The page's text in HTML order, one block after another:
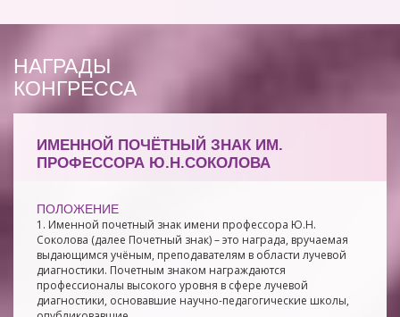
НАГРАДЫ
КОНГРЕССА
ИМЕННОЙ ПОЧЁТНЫЙ ЗНАК ИМ.
ПРОФЕССОРА Ю.Н.СОКОЛОВА
ПОЛОЖЕНИЕ
1. Именной почетный знак имени профессора Ю.Н.
Соколова (далее Почетный знак) – это награда, вручаемая
выдающимся учёным, преподавателям в области лучевой
диагностики. Почетным знаком награждаются
профессионалы высокого уровня в сфере лучевой
диагностики, основавшие научно-педагогические школы,